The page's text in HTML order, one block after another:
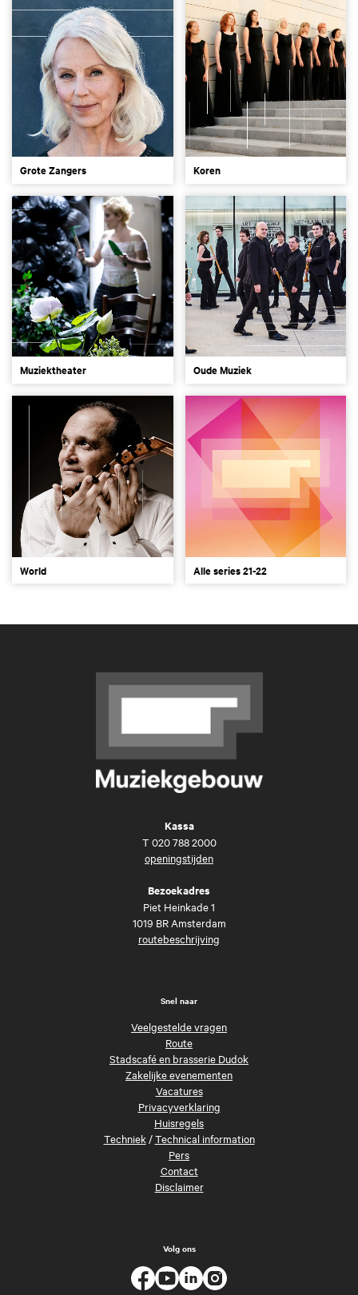
Grote Zangers Koren
Muziektheater Oude Muziek
World Alle series 21-22
Kassa
T 020 788 2000
openingstijden
Bezoekadres
Piet Heinkade 1
1019 BR Amsterdam
routebeschrijving
Snel naar
Veelgestelde vragen
Route
Stadscafé en brasserie Dudok
Zakelijke evenementen
Vacatures
Privacyverklaring
Huisregels
Techniek/Technical information
Pers
Contact
Disclaimer
Volg ons